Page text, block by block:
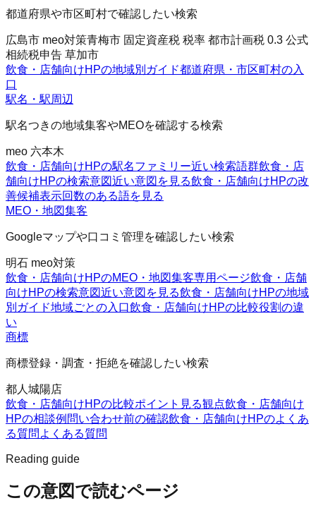
都道府県や市区町村で確認したい検索
広島市 meo対策青梅市 固定資産税 税率 都市計画税 0.3 公式
相続税申告 草加市
飲食・店舗向けHPの地域別ガイド都道府県・市区町村の入
口
駅名・駅周辺
駅名つきの地域集客やMEOを確認する検索
meo 六本木
飲食・店舗向けHPの駅名ファミリー近い検索語群飲食・店
舗向けHPの検索意図近い意図を見る飲食・店舗向けHPの改
善候補表示回数のある語を見る
MEO・地図集客
Googleマップや口コミ管理を確認したい検索
明石 meo対策
飲食・店舗向けHPのMEO・地図集客専用ページ飲食・店舗
向けHPの検索意図近い意図を見る飲食・店舗向けHPの地域
別ガイド地域ごとの入口飲食・店舗向けHPの比較役割の違
い
商標
商標登録・調査・拒絶を確認したい検索
都人城陽店
飲食・店舗向けHPの比較ポイント 見る観点飲食・店舗向け
HPの相談例 問い合わせ前の確認飲食・店舗向けHPのよくあ
る質問 よくある質問
Reading guide
この意図で読むページ